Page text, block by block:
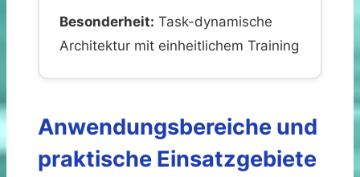
Besonderheit: Task-dynamische
Architektur mit einheitlichem Training
Anwendungsbereiche und
praktische Einsatzgebiete